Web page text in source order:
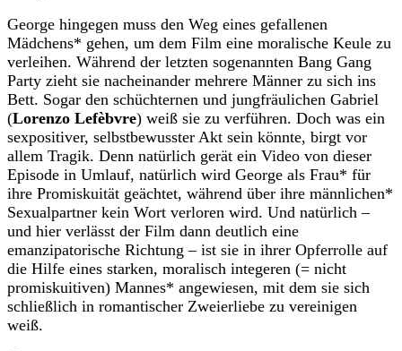
George hingegen muss den Weg eines gefallenen
Mädchens* gehen, um dem Film eine moralische Keule zu
verleihen. Während der letzten sogenannten Bang Gang
Party zieht sie nacheinander mehrere Männer zu sich ins
Bett. Sogar den schüchternen und jungfräulichen Gabriel
(Lorenzo Lefèbvre) weiß sie zu verführen. Doch was ein
sexpositiver, selbstbewusster Akt sein könnte, birgt vor
allem Tragik. Denn natürlich gerät ein Video von dieser
Episode in Umlauf, natürlich wird George als Frau* für
ihre Promiskuität geächtet, während über ihre männlichen*
Sexualpartner kein Wort verloren wird. Und natürlich –
und hier verlässt der Film dann deutlich eine
emanzipatorische Richtung – ist sie in ihrer Opferrolle auf
die Hilfe eines starken, moralisch integeren (= nicht
promiskuitiven) Mannes* angewiesen, mit dem sie sich
schließlich in romantischer Zweierliebe zu vereinigen
weiß.